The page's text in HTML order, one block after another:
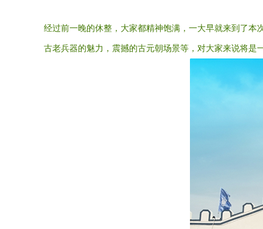
经过前一晚的休整，大家都精神饱满，一大早就来到了本
古老兵器的魅力，震撼的古元朝场景等，对大家来说将是